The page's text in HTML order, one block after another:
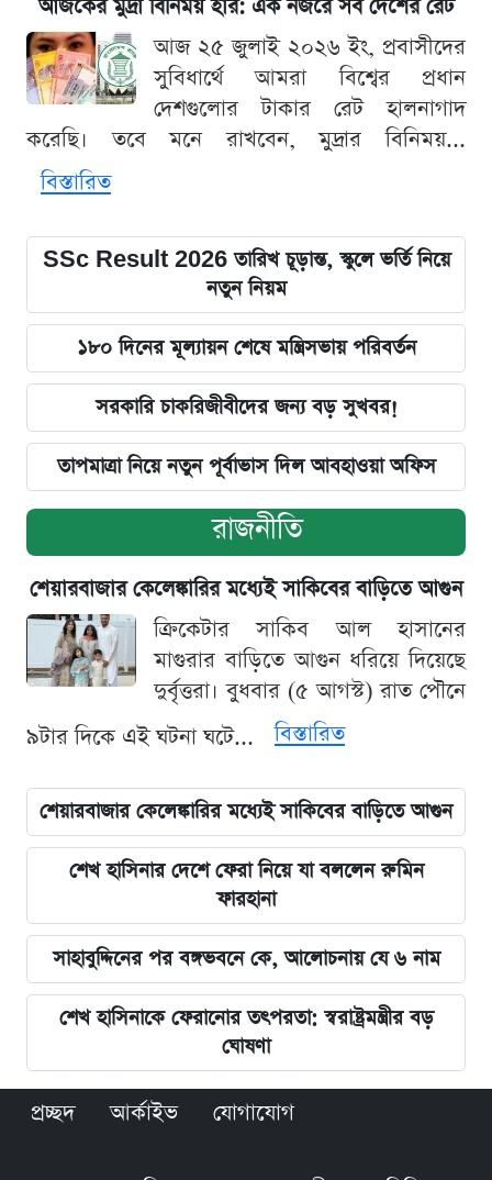
আজকের মুদ্রা বিনিময় হার: এক নজরে সব দেশের রেট
আজ ২৫ জুলাই ২০২৬ ইং, প্রবাসীদের
সুবিধার্থে আমরা বিশ্বের প্রধান
দেশগুলোর টাকার রেট হালনাগাদ
করেছি। তবে মনে রাখবেন, মুদ্রার বিনিময়...
বিস্তারিত
SSc Result 2026 তারিখ চূড়ান্ত, স্কুলে ভর্তি নিয়ে
নতুন নিয়ম
১৮০ দিনের মূল্যায়ন শেষে মন্ত্রিসভায় পরিবর্তন
সরকারি চাকরিজীবীদের জন্য বড় সুখবর!
তাপমাত্রা নিয়ে নতুন পূর্বাভাস দিল আবহাওয়া অফিস
রাজনীতি
শেয়ারবাজার কেলেঙ্কারির মধ্যেই সাকিবের বাড়িতে আগুন
ক্রিকেটার সাকিব আল হাসানের
মাগুরার বাড়িতে আগুন ধরিয়ে দিয়েছে
দুর্বৃত্তরা। বুধবার (৫ আগস্ট) রাত পৌনে
৯টার দিকে এই ঘটনা ঘটে...
বিস্তারিত
শেয়ারবাজার কেলেঙ্কারির মধ্যেই সাকিবের বাড়িতে আগুন
শেখ হাসিনার দেশে ফেরা নিয়ে যা বললেন রুমিন
ফারহানা
সাহাবুদ্দিনের পর বঙ্গভবনে কে, আলোচনায় যে ৬ নাম
শেখ হাসিনাকে ফেরানোর তৎপরতা: স্বরাষ্ট্রমন্ত্রীর বড়
ঘোষণা
প্রচ্ছদ আর্কাইভ যোগাযোগ